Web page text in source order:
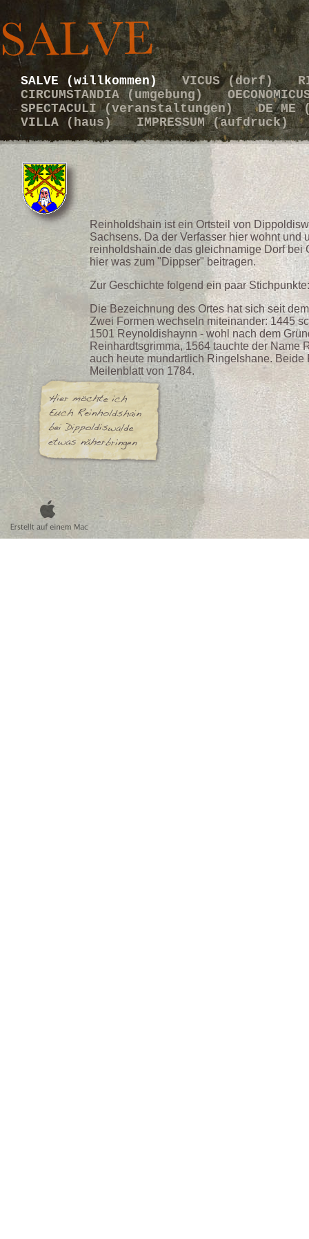
SALVE (willkommen) VICUS (dorf)
CIRCUMSTANDIA (umgebung)
SPECTACULI (veranstaltungen)
DE
VILLA (haus)
IMPRESSUM (aufdruck)
Reinholdshain ist ein Ortsteil von
Sachsens. Da der Verfasser hier wohnt und
reinholdshain.de das gleichnamige Dorf bei
hier was zum "Dippser" beitragen.
Zur Geschichte folgend ein paar Stichpunkte:
Die Bezeichnung des Ortes hat sich seit
Zwei Formen wechseln miteinander: 1445
1501 Reynoldishaynn - wohl nach dem
Reinhardtsgrimma, 1564 tauchte der Name
auch heute mundartlich Ringelshane. Beide
Meilenblatt von 1784.